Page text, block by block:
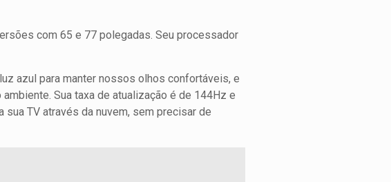
com 65 e 77 polegadas. Seu processador
azul para manter nossos olhos confortáveis, ​​e
Sua taxa de atualização é de 144Hz e
TV através da nuvem, sem precisar de